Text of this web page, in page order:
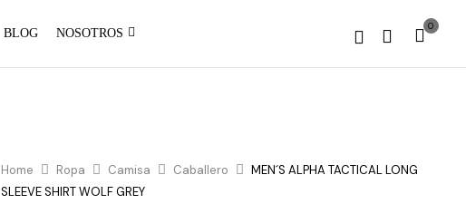
BLOG NOSOTROS 0
Home Ropa Camisa Caballero
MEN´S ALPHA TACTICAL LONG
SLEEVE SHIRT WOLF GREY